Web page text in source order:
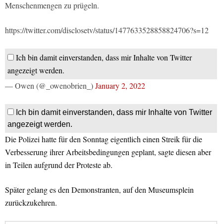
Menschenmengen zu prügeln.
https://twitter.com/disclosetv/status/1477633528858824706?s=12
Ich bin damit einverstanden, dass mir Inhalte von Twitter
angezeigt werden.
— Owen (@_owenobrien_)January 2, 2022
Ich bin damit einverstanden, dass mir Inhalte von Twitter
angezeigt werden.
Die Polizei hatte für den Sonntag eigentlich einen Streik für die
Verbesserung ihrer Arbeitsbedingungen geplant, sagte diesen aber
in Teilen aufgrund der Proteste ab.
Später gelang es den Demonstranten, auf den Museumsplein
zurückzukehren.